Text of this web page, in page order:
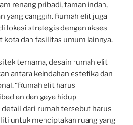
renang pribadi, taman indah,
yang canggih. Rumah elit juga
lokasi strategis dengan akses
kota dan fasilitas umum lainnya.
ternama, desain rumah elit
antara keindahan estetika dan
“Rumah elit harus
dan gaya hidup
detail dari rumah tersebut harus
untuk menciptakan ruang yang